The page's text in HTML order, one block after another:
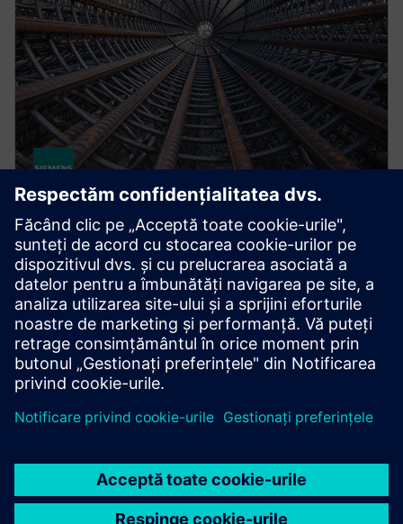
STRUCTURAL ANALYSIS FOR AEC
Simcenter S-Frame Foundation
Structural design software for deep and shallow
foundation analysis and design, supporting civil,
structural and geotechnical engineers.